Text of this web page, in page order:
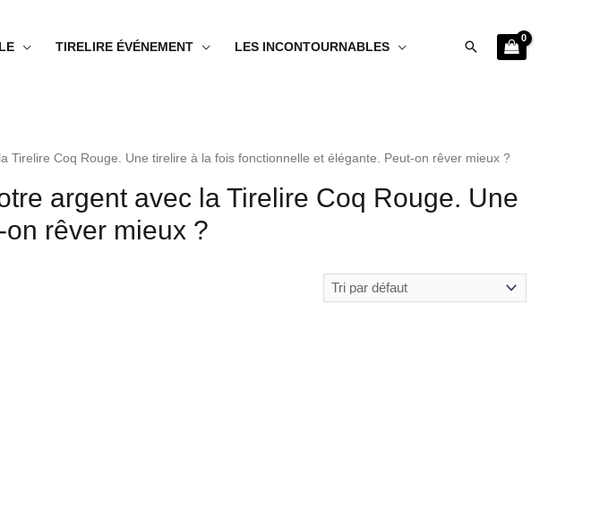
TIRELIRE ÉVÉNEMENT LES INCONTOURNABLES Rechercher
Coq Rouge. Une tirelire à la fois fonctionnelle et élégante. Peut-on rêver mieux ?
argent avec la Tirelire Coq Rouge. Une
rêver mieux ?